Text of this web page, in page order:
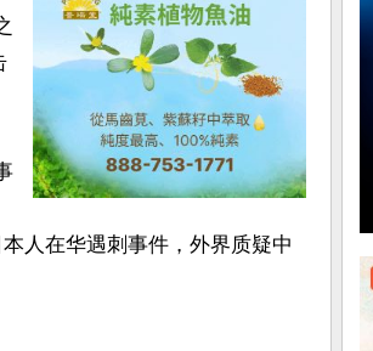
人在华遇刺事件，外界质疑中